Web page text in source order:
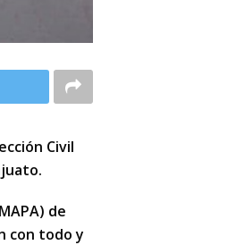
Civil
de
con todo y